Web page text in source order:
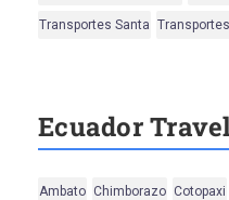
Transportes Santa
Ecuador
Ambato Chimborazo Cotopaxi